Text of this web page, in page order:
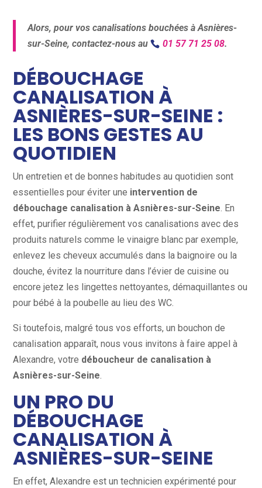
Alors, pour vos canalisations bouchées à Asnières-
sur-Seine, contactez-nous au
01 57 71 25 08.
DÉBOUCHAGE
CANALISATION À
ASNIÈRES-SUR-SEINE :
LES BONS GESTES AU
QUOTIDIEN
Un entretien et de bonnes habitudes au quotidien sont
essentielles pour éviter une intervention de
débouchage canalisation à Asnières-sur-Seine. En
effet, purifier régulièrement vos canalisations avec des
produits naturels comme le vinaigre blanc par exemple,
enlevez les cheveux accumulés dans la baignoire ou la
douche, évitez la nourriture dans l’évier de cuisine ou
encore jetez les lingettes nettoyantes, démaquillantes ou
pour bébé à la poubelle au lieu des WC.
Si toutefois, malgré tous vos efforts, un bouchon de
canalisation apparaît, nous vous invitons à faire appel à
Alexandre, votre déboucheur de canalisation à
Asnières-sur-Seine.
UN PRO DU
DÉBOUCHAGE
CANALISATION À
ASNIÈRES-SUR-SEINE
En effet, Alexandre est un technicien expérimenté pour